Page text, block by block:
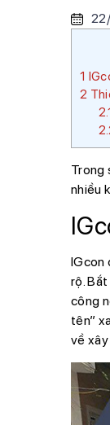
1
2
Trong
nhiều
IGcon
rộ.
công
tên”
về